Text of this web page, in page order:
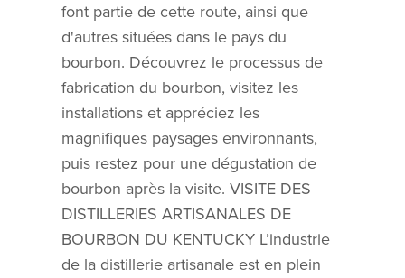
font partie de cette route, ainsi que
d'autres situées dans le pays du
bourbon. Découvrez le processus de
fabrication du bourbon, visitez les
installations et appréciez les
magnifiques paysages environnants,
puis restez pour une dégustation de
bourbon après la visite. VISITE DES
DISTILLERIES ARTISANALES DE
BOURBON DU KENTUCKY L’industrie
de la distillerie artisanale est en plein